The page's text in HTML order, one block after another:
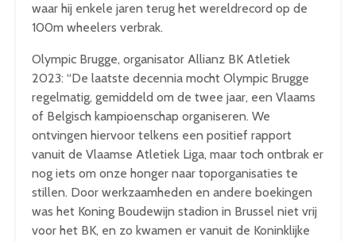
waar hij enkele jaren terug het wereldrecord op de
100m wheelers verbrak.
Olympic Brugge, organisator Allianz BK Atletiek
2023: “De laatste decennia mocht Olympic Brugge
regelmatig, gemiddeld om de twee jaar, een Vlaams
of Belgisch kampioenschap organiseren. We
ontvingen hiervoor telkens een positief rapport
vanuit de Vlaamse Atletiek Liga, maar toch ontbrak er
nog iets om onze honger naar toporganisaties te
stillen. Door werkzaamheden en andere boekingen
was het Koning Boudewijn stadion in Brussel niet vrij
voor het BK, en zo kwamen er vanuit de Koninklijke